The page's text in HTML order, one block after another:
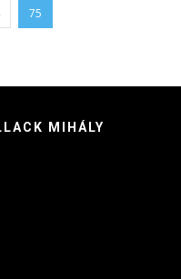
75
MIHÁLY